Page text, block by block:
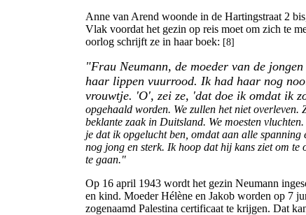
Anne van Arend woonde in de Hartingstraat 2
Vlak voordat het gezin op reis moet om zich te
oorlog schrijft ze in haar boek: [8]
"Frau Neumann, de moeder van de
haar lippen vuurrood. Ik had haar nog
vrouwtje. 'O', zei ze, 'dat doe ik omdat ik
opgehaald worden. We zullen het niet overleven.
beklante zaak in Duitsland. We moesten
je dat ik opgelucht ben, omdat aan alle
nog jong en sterk. Ik hoop dat hij kans ziet om
te gaan."
Op 16 april 1943 wordt het gezin Neumann
en kind. Moeder Hélène en Jakob worden op 7
zogenaamd Palestina certificaat te krijgen. Dat